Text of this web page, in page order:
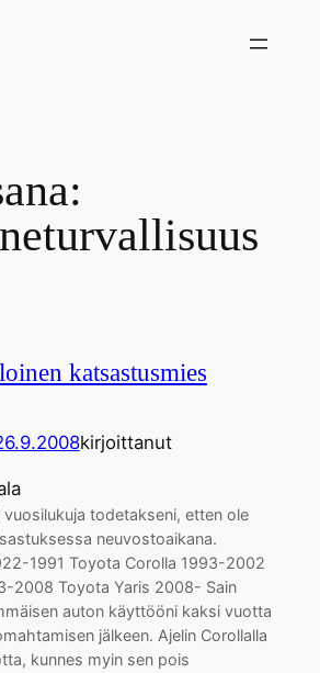
katsastusmies
kirjoittanut
vuosilukuja todetakseni, etten ole
neuvostoaikana.
1991 Toyota Corolla 1993-2002
2008 Toyota Yaris 2008- Sain
auton käyttööni kaksi vuotta
jälkeen. Ajelin Corollalla
kunnes myin sen pois